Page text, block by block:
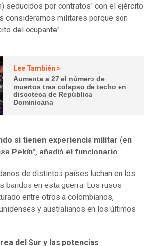
seducidos por contratos" con el ejército
consideramos militares porque son
del ocupante".
Lee También >
Aumenta a 27 el número de
muertos tras colapso de techo en
discoteca de República
Dominicana
si tienen experiencia militar (en
Pekín", añadió el funcionario.
de distintos países luchan en los
bandos en esta guerra. Los rusos
entre otros a colombianos,
y australianos en los últimos
del Sur y las potencias